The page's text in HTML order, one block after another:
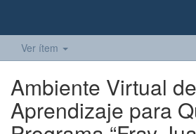
Ver ítem
Ambiente Virtual de
Aprendizaje para